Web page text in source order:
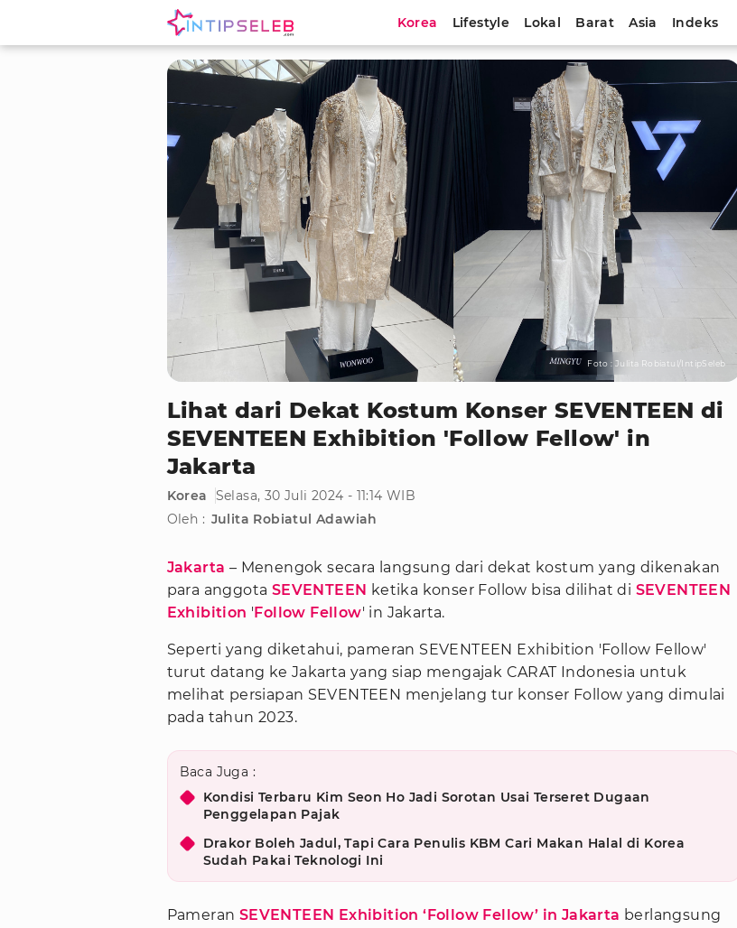
Korea Lifestyle Lokal Barat Asia Indeks
Foto : Julita Robiatul/IntipSeleb
Lihat dari Dekat Kostum Konser SEVENTEEN di
SEVENTEEN Exhibition 'Follow Fellow' in
Jakarta
Korea
Selasa, 30 Juli 2024 - 11:14 WIB
Oleh : Julita Robiatul Adawiah
Jakarta – Menengok secara langsung dari dekat kostum yang dikenakan
para anggota SEVENTEEN ketika konser Follow bisa dilihat di SEVENTEEN
Exhibition ' Follow Fellow' in Jakarta.
Seperti yang diketahui, pameran SEVENTEEN Exhibition 'Follow Fellow'
turut datang ke Jakarta yang siap mengajak CARAT Indonesia untuk
melihat persiapan SEVENTEEN menjelang tur konser Follow yang dimulai
pada tahun 2023.
Baca Juga :
Kondisi Terbaru Kim Seon Ho Jadi Sorotan Usai Terseret Dugaan
Penggelapan Pajak
Drakor Boleh Jadul, Tapi Cara Penulis KBM Cari Makan Halal di Korea
Sudah Pakai Teknologi Ini
Pameran SEVENTEEN Exhibition ‘Follow Fellow’ in Jakarta berlangsung